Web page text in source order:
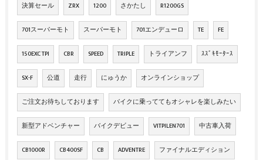
決算セール ZRX 1200 さかたし R1200GS
701スーパーモト スーパーモト 701エンデューロ TE FE
150EXC TPI CBR SPEED TRIPLE トライアンフ ｽｽﾞｷﾓｰﾀｰｽ
SX-F 公道 走行 にゅうか オンラインショップ
ご注文お待ちしております バイクに乗っててもオシャレを楽しみたい
新型アドベンチャー バイクデビュー VITPILEN701 中古車入荷
CB1000R CB400SF CB ADVENTRE ファイナルエディション